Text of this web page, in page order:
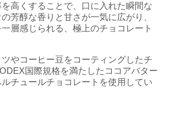
高くすることで、口に入れた瞬間な
芳醇な香りと甘さが一気に広がり、
層感じられる、極上のチョコレート
やコーヒー豆をコーティングしたチ
国際規格を満たしたココアバター
チュールチョコレートを使用してい